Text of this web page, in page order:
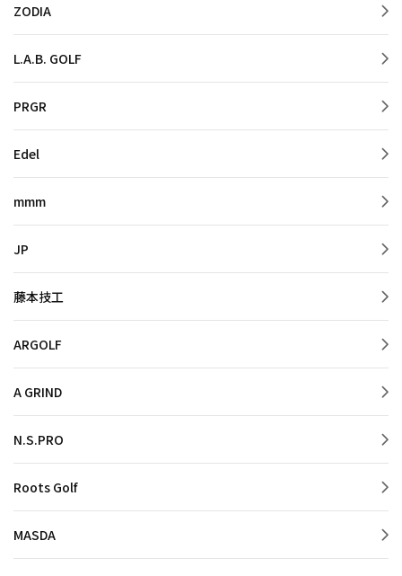
ZODIA
L.A.B. GOLF
PRGR
Edel
mmm
JP
藤本技工
ARGOLF
A GRIND
N.S.PRO
Roots Golf
MASDA